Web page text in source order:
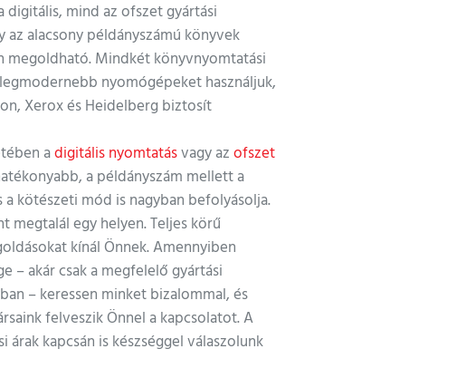
digitális, mind az ofszet gyártási
alacsony példányszámú könyvek
megoldható. Mindkét könyvnyomtatási
nyomógépeket használjuk,
Xerox és Heidelberg biztosít
adigitális nyomtatásvagy az ofszet
a példányszám mellett a
a kötészeti mód is nagyban befolyásolja.
megtalál egy helyen. Teljes körű
kínál Önnek. Amennyiben
– akár csak a megfelelő gyártási
– keressen minket bizalommal, és
felveszik Önnel a kapcsolatot. A
kapcsán is készséggel válaszolunk